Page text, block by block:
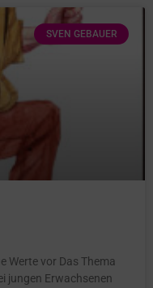
SVEN GEBAUER
Werte vor Das Thema
jungen Erwachsenen